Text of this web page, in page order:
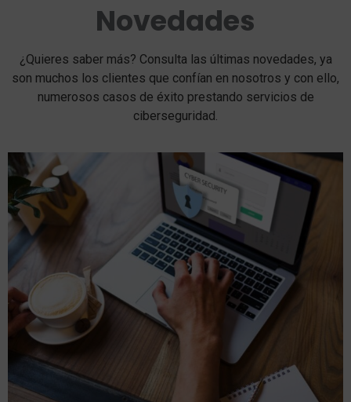
Novedades
¿Quieres saber más? Consulta las últimas novedades, ya
son muchos los clientes que confían en nosotros y con ello,
numerosos casos de éxito prestando servicios de
ciberseguridad.